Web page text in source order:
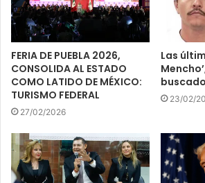
FERIA DE PUEBLA 2026,
CONSOLIDA AL ESTADO
COMO LATIDO DE MÉXICO:
TURISMO FEDERAL
27/02/2026
Las
23/02/